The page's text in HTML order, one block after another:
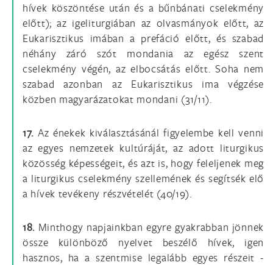
hívek köszöntése után és a bűnbánati cselekmény
előtt); az igeliturgiában az olvasmányok előtt, az
Eukarisztikus imában a prefáció előtt, és szabad
néhány záró szót mondania az egész szent
cselekmény végén, az elbocsátás előtt. Soha nem
szabad azonban az Eukarisztikus ima végzése
közben magyarázatokat mondani (31/11).
17. Az énekek kiválasztásánál figyelembe kell venni
az egyes nemzetek kultúráját, az adott liturgikus
közösség képességeit, és azt is, hogy feleljenek meg
a liturgikus cselekmény szellemének és segítsék elő
a hívek tevékeny részvételét (40/19).
18. Minthogy napjainkban egyre gyakrabban jönnek
össze különböző nyelvet beszélő hívek, igen
hasznos, ha a szentmise legalább egyes részeit -